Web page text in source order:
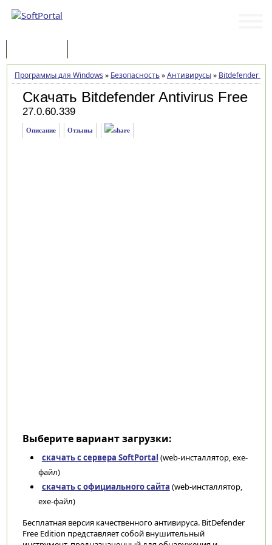
Программы для Windows » Безопасность»Антивирусы» Bitdefender
Скачать Bitdefender Antivirus Free
27.0.60.339
Описание Отзывы
Выберите вариант загрузки:
скачать с сервера SoftPortal (web-инсталлятор, exe-
файл)
скачать с официального сайта (web-инсталлятор,
exe-файл)
Бесплатная версия качественного антивируса. BitDefender
Free Edition представляет собой внушительный